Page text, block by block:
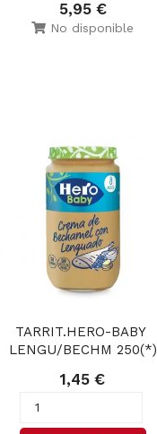
5,95 €
No disponible
TARRIT.HERO-BABY
LENGU/BECHM 250(*)
1,45 €